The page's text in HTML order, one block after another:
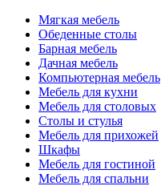
Мягкая мебель
Обеденные столы
Барная мебель
Дачная мебель
Компьютерная мебель
Мебель для кухни
Мебель для столовых
Столы и стулья
Мебель для прихожей
Шкафы
Мебель для гостиной
Мебель для спальни